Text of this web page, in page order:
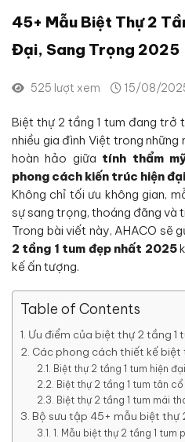
45+ Mẫu Biệt Thự 2
Đại, Sang Trọng 2025
525 lượt xem 15/08/
Biệt thự 2 tầng 1 tum đang trở
nhiều gia đình Việt trong
hoàn hảo giữa tính thẩm
phong cách kiến trúc hiện đại
Không chỉ tối ưu không gian,
sự sang trọng, thoáng đãng và
Trong bài viết này, AHACO sẽ
2 tầng 1 tum đẹp nhất 2025
kế ấn tượng.
Table of Contents
Ưu điểm của biệt thự 2 tầng 1
Các phong cách thiết kế biệt
Biệt thự 2 tầng 1 tum hiện đại
Biệt thự 2 tầng 1 tum tân cổ
Biệt thự 2 tầng 1 tum mái
Bộ sưu tập 45+ mẫu biệt thự
1. Mẫu biệt thự 2 tầng 1 tum